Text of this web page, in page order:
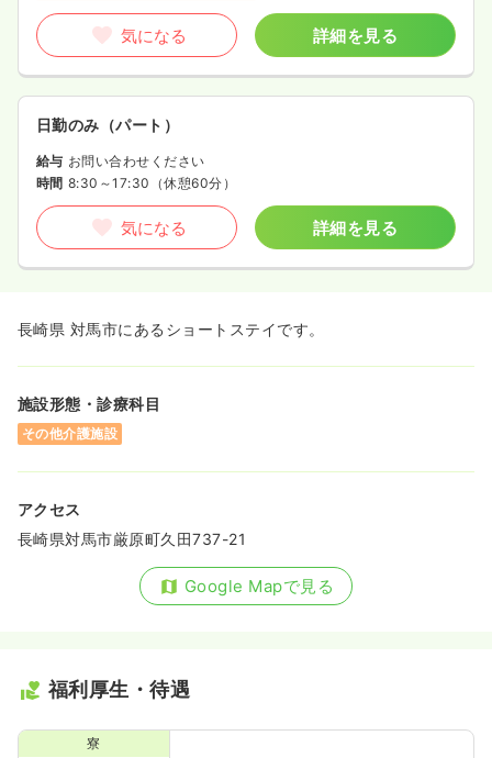
気になる 詳細を見る
日勤のみ（パート）
給与 お問い合わせください
時間 8:30～17:30 （休憩60分）
気になる 詳細を見る
長崎県 対馬市にあるショートステイです。
施設形態・診療科目
その他介護施設
アクセス
長崎県対馬市厳原町久田737-21
Google Mapで見る
福利厚生・待遇
寮